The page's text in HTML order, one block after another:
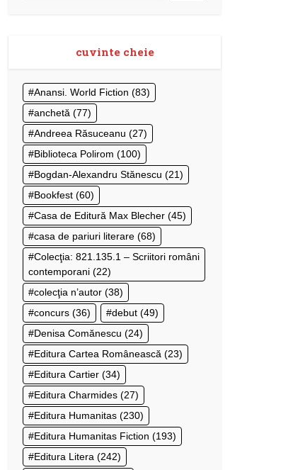
cuvinte cheie
Anansi. World Fiction (83)
anchetă (77)
Andreea Răsuceanu (27)
Biblioteca Polirom (100)
Bogdan-Alexandru Stănescu (21)
Bookfest (60)
Casa de Editură Max Blecher (45)
casa de pariuri literare (68)
Colecţia: 821.135.1 – Scriitori români
contemporani (22)
colecţia n’autor (38)
concurs (36) debut (49)
Denisa Comănescu (24)
Editura Cartea Românească (23)
Editura Cartier (34)
Editura Charmides (27)
Editura Humanitas (230)
Editura Humanitas Fiction (193)
Editura Litera (242)